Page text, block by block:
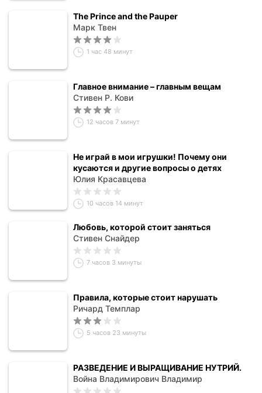
The Prince and the Pauper
Марк Твен
1 час 48 минут
Главное внимание – главным вещам
Стивен Р. Кови
12 часов 7 минут
Не играй в мои игрушки! Почему они
кусаются и другие вопросы о детях
Юлия Красавцева
10 часов 14 минут
Любовь, которой стоит заняться
Стивен Снайдер
7 часов 3 минуты
Правила, которые стоит нарушать
Ричард Темплар
5 часов 23 минуты
РАЗВЕДЕНИЕ И ВЫРАЩИВАНИЕ НУТРИЙ.
Война Владимирович Владимир